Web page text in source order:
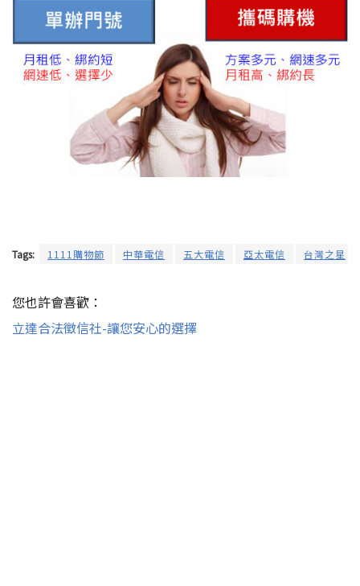
Tags: 1111購物節 中華電信 五大電信 亞太電信 台灣之星
您也許會喜歡：
立達合法徵信社-讓您安心的選擇